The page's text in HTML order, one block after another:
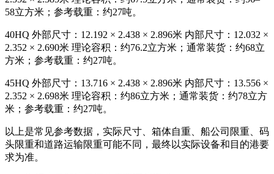
58立方米；参考载重：约27吨。
40HQ 外部尺寸：12.192 × 2.438 × 2.896米 内部尺寸：12.032 ×
2.352 × 2.690米 理论容积：约76.2立方米；通常装货：约68立
方米；参考载重：约27吨。
45HQ 外部尺寸：13.716 × 2.438 × 2.896米 内部尺寸：13.556 ×
2.352 × 2.698米 理论容积：约86立方米；通常装货：约78立方
米；参考载重：约27吨。
以上是常见参考数据，实际尺寸、箱体自重、船公司限重、码
头限重和道路运输限重可能不同，最终以实际设备和目的港要
求为准。